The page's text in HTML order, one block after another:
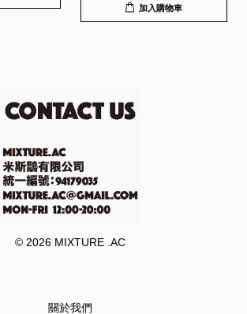
加入購物車
© 2026 MIXTURE .AC
關於我們